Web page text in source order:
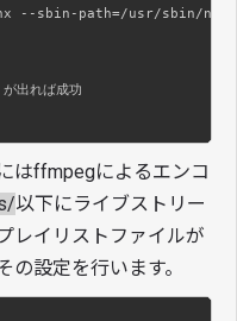
sbin-path=/usr/sbin/
れば成功
はffmpegによるエンコ
以下にライブストリー
レイリストファイルが
設定を行います。